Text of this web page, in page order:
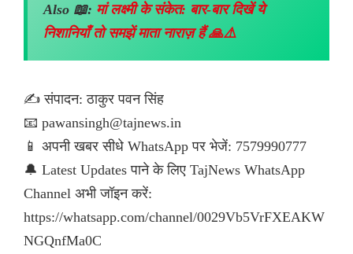
Also 📖: मां लक्ष्मी के संकेत: बार-बार दिखें ये
निशानियाँ तो समझें माता नाराज़ हैं 🙏⚠️
✍️ संपादन: ठाकुर पवन सिंह
📧 pawansingh@tajnews.in
📱 अपनी खबर सीधे WhatsApp पर भेजें: 7579990777
🔔 Latest Updates पाने के लिए TajNews WhatsApp
Channel अभी जॉइन करें:
https://whatsapp.com/channel/0029Vb5VrFXEAKW
NGQnfMa0C